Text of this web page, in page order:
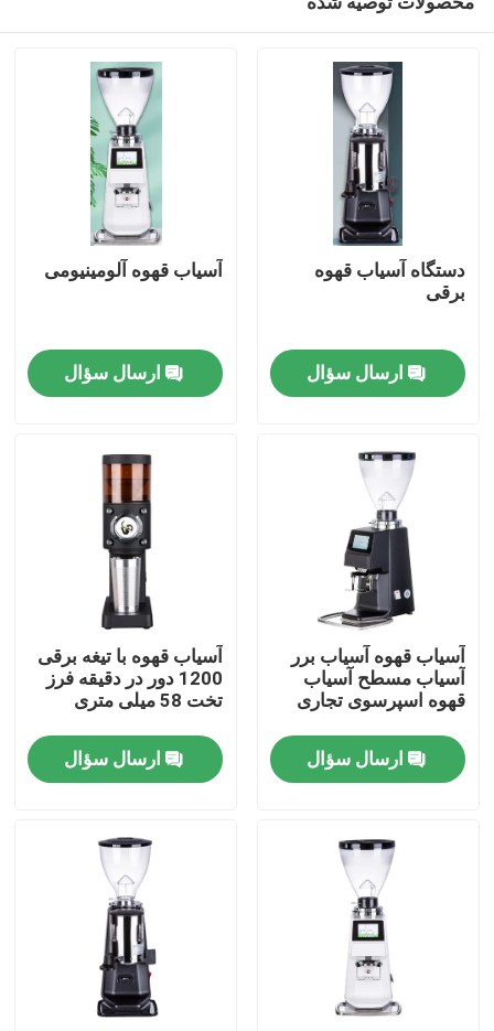
صفحه اصلی
محصولات
نمایش VR
درباره ما
تور کارخانه
کنترل کیفیت
آسیاب دانه قهوه
آسیاب قهوه Burr
دستگاه آسیاب قهوه
برقی
ارسال سؤال
آسیاب قهوه آلومینیومی
ارسال سؤال
آسیاب قهوه آسیاب برر
آسیاب مسطح آسیاب
قهوه اسپرسوی تجاری
ارسال سؤال
آسیاب قهوه با تیغه برقی
1200 دور در دقیقه فرز
تخت 58 میلی متری
ارسال سؤال